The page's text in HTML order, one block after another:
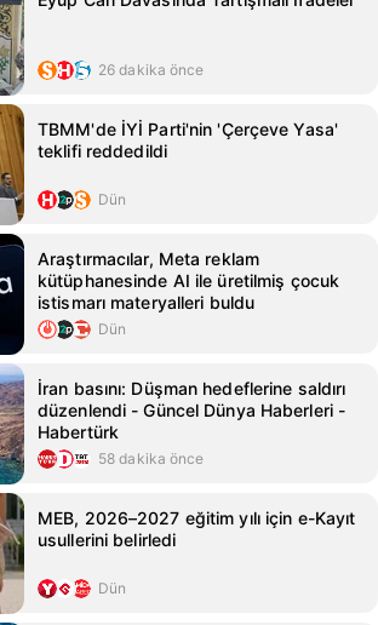
26 dakika önce
TBMM'de İYİ Parti'nin 'Çerçeve Yasa'
teklifi reddedildi
Dün
Araştırmacılar, Meta reklam
kütüphanesinde AI ile üretilmiş çocuk
istismarı materyalleri buldu
Dün
İran basını: Düşman hedeflerine saldırı
düzenlendi - Güncel Dünya Haberleri -
Habertürk
58 dakika önce
MEB, 2026–2027 eğitim yılı için e-Kayıt
usullerini belirledi
Dün